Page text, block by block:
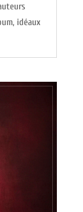
idéaux